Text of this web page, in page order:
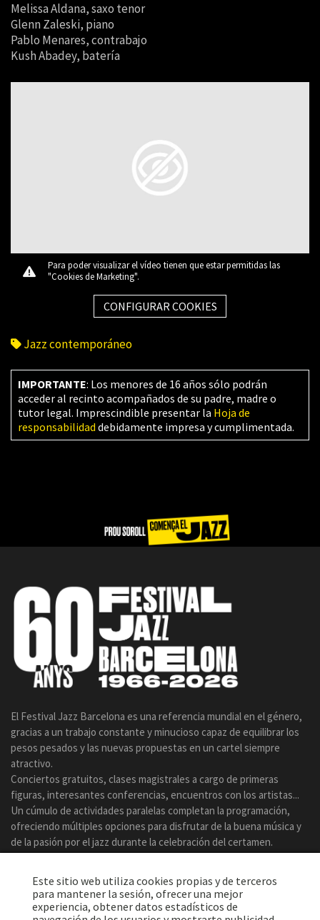
Melissa Aldana, saxo tenor
Glenn Zaleski, piano
Pablo Menares, contrabajo
Kush Abadey, batería
Para poder visualizar el vídeo tienen que estar permitidas las
"Cookies de Marketing".
CONFIGURAR COOKIES
Jazz contemporáneo
IMPORTANTE: Los menores de 16 años sólo podrán
acceder al recinto acompañados de su padre, madre o
tutor legal. Imprescindible presentar la Hoja de
responsabilidad debidamente impresa y cumplimentada.
El Festival Jazz Barcelona es una referencia mundial en el género,
gracias a un trabajo constante y minucioso capaz de equilibrar los
pesos pesados y las nuevas propuestas en un cartel siempre
atractivo.
Conciertos gratuitos, clases magistrales a cargo de primeras
figuras, interesantes conferencias, encuentros con los artistas...
Un cúmulo de actividades paralelas completan la programación,
ofreciendo múltiples opciones para disfrutar de la buena música y
de la pasión por el jazz durante la celebración del certamen.
Este sitio web utiliza cookies propias y de terceros
para mantener la sesión, ofrecer una mejor
experiencia, obtener datos estadísticos de